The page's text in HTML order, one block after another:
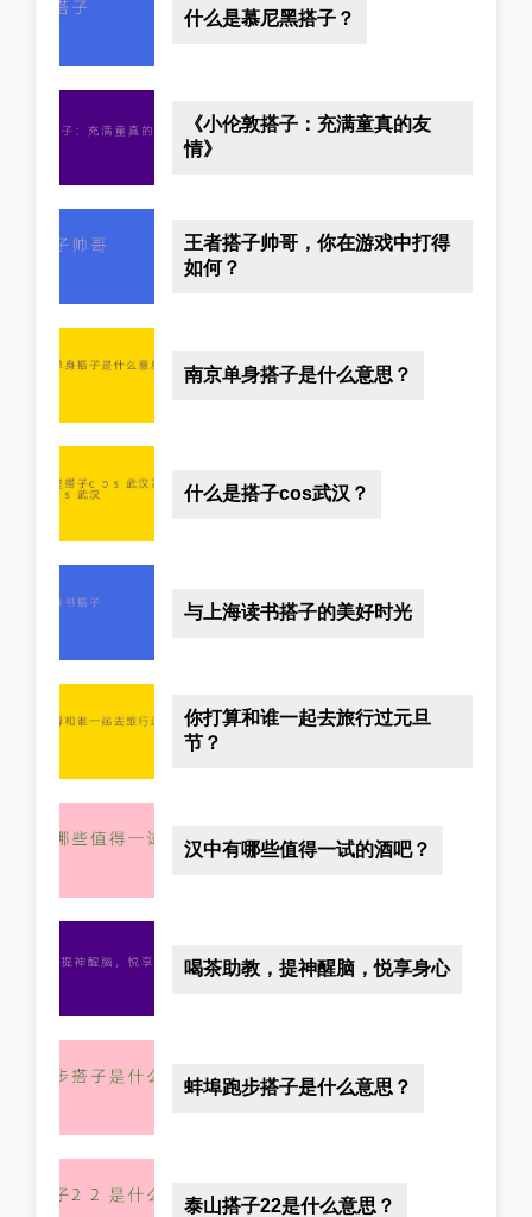
什么是慕尼黑搭子？
《小伦敦搭子：充满童真的友
情》
王者搭子帅哥，你在游戏中打得
如何？
南京单身搭子是什么意思？
什么是搭子cos武汉？
与上海读书搭子的美好时光
你打算和谁一起去旅行过元旦
节？
汉中有哪些值得一试的酒吧？
喝茶助教，提神醒脑，悦享身心
蚌埠跑步搭子是什么意思？
泰山搭子22是什么意思？